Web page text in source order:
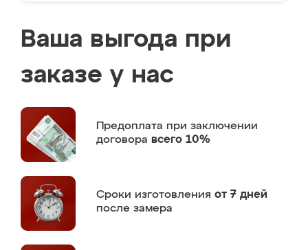
Ваша выгода при
заказе у нас
Предоплата при заключении
договора всего 10%
Сроки изготовления от 7 дней
после замера